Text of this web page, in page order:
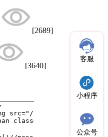
[2689]
[3640]
客服
小程序
公众号